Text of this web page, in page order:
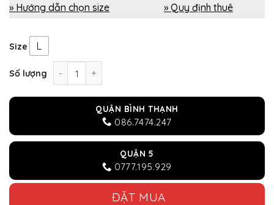
» Hướng dẫn chọn size » Quy định thuê
Size L
Số lượng
QUẬN BÌNH THẠNH
086.7474.247
QUẬN 5
0777.195.929
ĐẶT MUA